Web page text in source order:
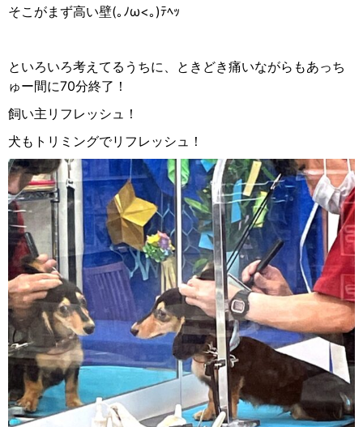
そこがまず高い壁(｡ﾉω<｡)ﾃﾍｯ
といろいろ考えてるうちに、ときどき痛いながらもあっち
ゅー間に70分終了！
飼い主リフレッシュ！
犬もトリミングでリフレッシュ！